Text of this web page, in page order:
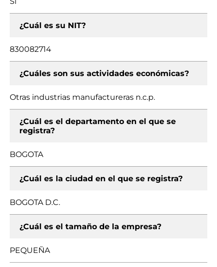
¿Cuál es su NIT?
830082714
¿Cuáles son sus actividades económicas?
Otras industrias manufactureras n.c.p.
¿Cuál es el departamento en el que se
registra?
BOGOTA
¿Cuál es la ciudad en el que se registra?
BOGOTA D.C.
¿Cuál es el tamaño de la empresa?
PEQUEÑA